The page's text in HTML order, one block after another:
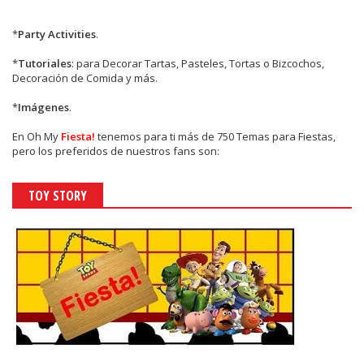
*Party Activities.
*Tutoriales: para Decorar Tartas, Pasteles, Tortas o Bizcochos,
Decoración de Comida y más.
*Imágenes.
En Oh My Fiesta! tenemos para ti más de 750 Temas para Fiestas,
pero los preferidos de nuestros fans son:
TOY STORY